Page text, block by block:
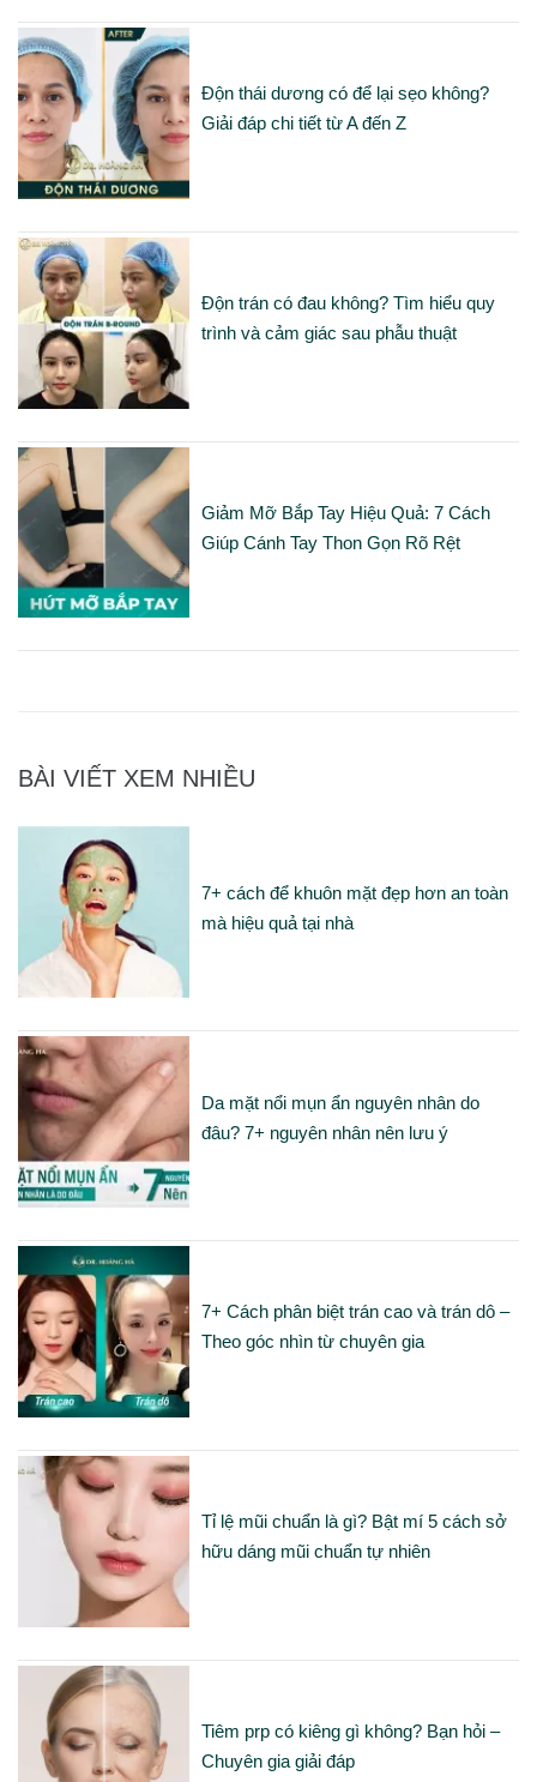
Độn thái dương có để lại sẹo không?
Giải đáp chi tiết từ A đến Z
Độn trán có đau không? Tìm hiểu quy
trình và cảm giác sau phẫu thuật
Giảm Mỡ Bắp Tay Hiệu Quả: 7 Cách
Giúp Cánh Tay Thon Gọn Rõ Rệt
BÀI VIẾT XEM NHIỀU
7+ cách để khuôn mặt đẹp hơn an toàn
mà hiệu quả tại nhà
Da mặt nổi mụn ẩn nguyên nhân do
đâu? 7+ nguyên nhân nên lưu ý
7+ Cách phân biệt trán cao và trán dô –
Theo góc nhìn từ chuyên gia
Tỉ lệ mũi chuẩn là gì? Bật mí 5 cách sở
hữu dáng mũi chuẩn tự nhiên
Tiêm prp có kiêng gì không? Bạn hỏi –
Chuyên gia giải đáp